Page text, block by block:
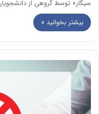
سیگار» توسط گروهی از
بیشتر بخوانید »